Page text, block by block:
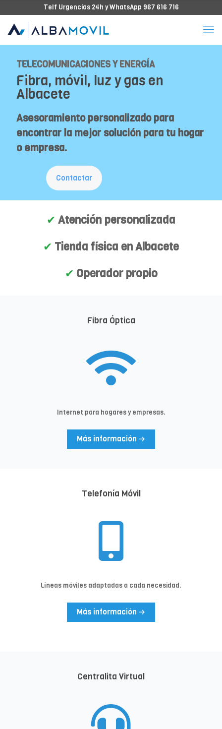
Telf Urgencias 24h y WhatsApp 967 616 716
TELECOMUNICACIONES Y ENERGÍA
Fibra, móvil, luz y gas en
Albacete
Asesoramiento personalizado para
encontrar la mejor solución para tu hogar
o empresa.
Contactar
✔ Atención personalizada
✔ Tienda física en Albacete
✔ Operador propio
Fibra Óptica
Internet para hogares y empresas.
Más información →
Telefonía Móvil
Líneas móviles adaptadas a cada necesidad.
Más información →
Centralita Virtual